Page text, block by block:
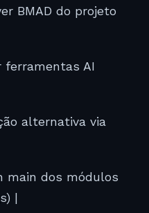
BMAD do projeto
ferramentas AI
alternativa via
main dos módulos
|